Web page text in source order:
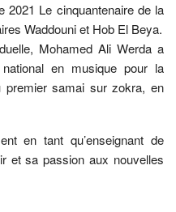
2021 Le cinquantenaire de la
Waddouni et Hob El Beya.
Mohamed Ali Werda a
en musique pour la
premier samai sur zokra, en
en tant qu’enseignant de
et sa passion aux nouvelles